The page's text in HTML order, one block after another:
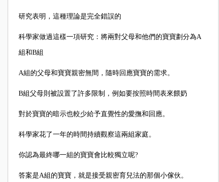
研究表明，這種理論是完全錯誤的
科學家做過這樣一項研究：將兩對父母和他們的寶寶劃分為A
組和B組
A組的父母和寶寶親密無間，隨時回應寶寶的需求。
B組父母則被設置了許多限制，例如要按照時間表來餵奶
對於寶寶的暗示也較少給予直覺性的愛撫和回應。
科學家花了一年的時間持續觀察這兩組家庭。
你認為最終哪一組的寶寶會比較獨立呢?
答案是A組的寶寶，就是接受親密育兒法的那個小傢伙。